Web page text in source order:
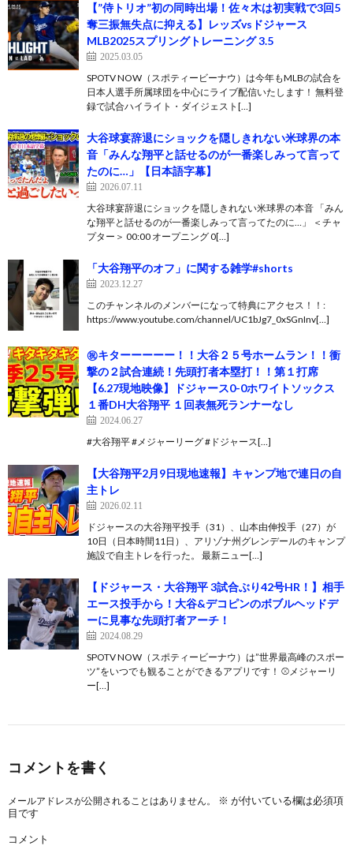
【”侍トリオ”初の同時出場！佐々木は初実戦で3回5
奪三振無失点に抑える】レッズvsドジャース
MLB2025スプリングトレーニング 3.5
2025.03.05
SPOTV NOW（スポティービーナウ）は今年もMLBの試合を
日本人選手所属球団を中心にライブ配信いたします！ 無料登
録で試合ハイライト・ダイジェスト[…]
大谷球宴辞退にショックを隠しきれない米球界の本
音「みんな翔平と話せるのが一番楽しみって言って
たのに…」【日本語字幕】
2026.07.11
大谷球宴辞退にショックを隠しきれない米球界の本音 「みん
な翔平と話せるのが一番楽しみって言ってたのに…」 ＜チャ
プター＞ 00:00 オープニング 0[…]
「大谷翔平のオフ」に関する雑学#shorts
2023.12.27
このチャンネルのメンバーになって特典にアクセス！！:
https://www.youtube.com/channel/UC1bJg7_0xSGnInv[…]
㊗キターーーーー！！大谷２５号ホームラン！！衝
撃の２試合連続！先頭打者本塁打！！第１打席
【6.27現地映像】ドジャース0-0ホワイトソックス
１番DH大谷翔平 １回表無死ランナーなし
2024.06.27
#大谷翔平 #メジャーリーグ #ドジャース[…]
【大谷翔平2月9日現地速報】キャンプ地で連日の自
主トレ
2026.02.11
ドジャースの大谷翔平投手（31）、山本由伸投手（27）が
10日（日本時間11日）、アリゾナ州グレンデールのキャンプ
施設で自主トレを行った。 最新ニュー[…]
【ドジャース・大谷翔平 3試合ぶり42号HR！】相手
エース投手から！大谷&デコピンのボブルヘッドデ
ーに見事な先頭打者アーチ！
2024.08.29
SPOTV NOW（スポティービーナウ）は”世界最高峰のスポー
ツ”をいつでも観ることができるアプリです！ ⚾️メジャーリ
ー[…]
コメントを書く
メールアドレスが公開されることはありません。 ※ が付いている欄は必須項
目です
コメント